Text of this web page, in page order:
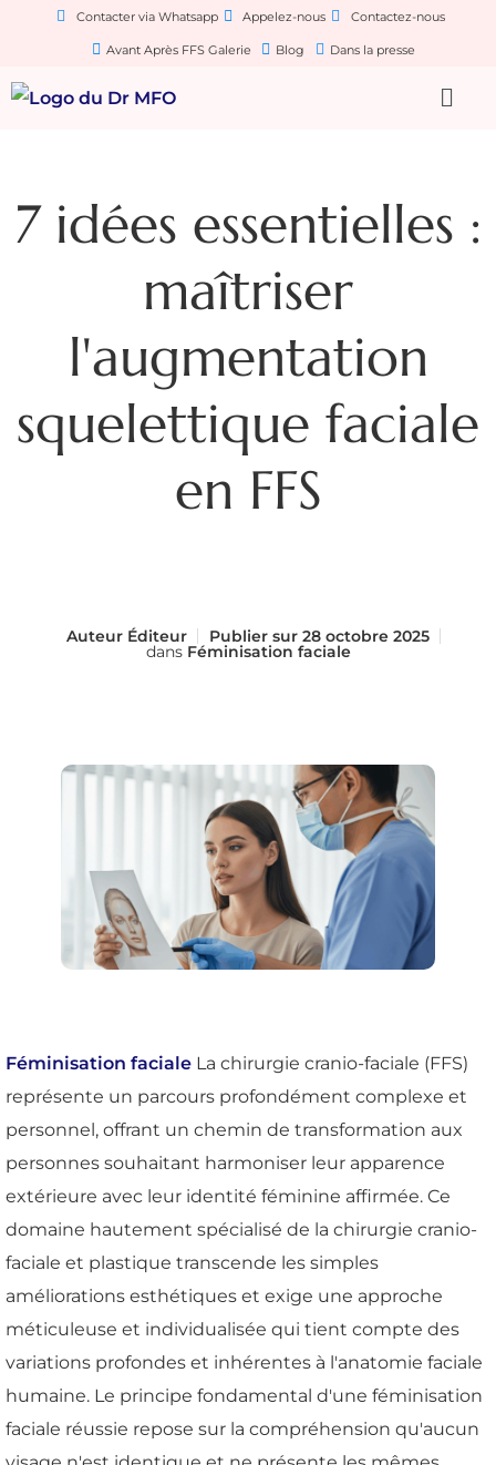
Contacter via Whatsapp Appelez-nous Contactez-nous
Avant Après FFS Galerie Blog Dans la presse
7 idées essentielles :
maîtriser
l'augmentation
squelettique faciale
en FFS
Auteur Éditeur Publier sur 28 octobre 2025
dans Féminisation faciale
Féminisation faciale La chirurgie cranio-faciale (FFS)
représente un parcours profondément complexe et
personnel, offrant un chemin de transformation aux
personnes souhaitant harmoniser leur apparence
extérieure avec leur identité féminine affirmée. Ce
domaine hautement spécialisé de la chirurgie cranio-
faciale et plastique transcende les simples
améliorations esthétiques et exige une approche
méticuleuse et individualisée qui tient compte des
variations profondes et inhérentes à l'anatomie faciale
humaine. Le principe fondamental d'une féminisation
faciale réussie repose sur la compréhension qu'aucun